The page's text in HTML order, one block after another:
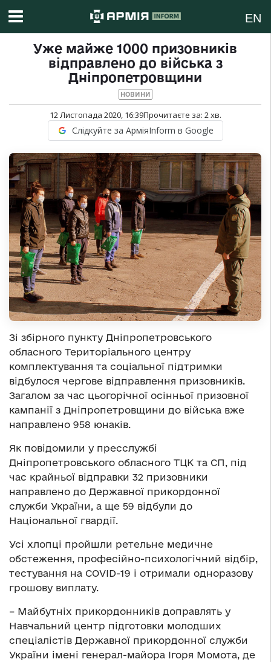
EN
Уже майже 1000 призовників
відправлено до війська з
Дніпропетровщини
НОВИНИ
12 Листопада 2020, 16:39Прочитаєте за: 2хв.
Слідкуйте за АрміяInform в Google
Зі збірного пункту Дніпропетровського
обласного Територіального центру
комплектування та соціальної підтримки
відбулося чергове відправлення призовників.
Загалом за час цьогорічної осінньої призовної
кампанії з Дніпропетровщини до війська вже
направлено 958 юнаків.
Як повідомили у пресслужбі
Дніпропетровського обласного ТЦК та СП, під
час крайньої відправки 32 призовники
направлено до Державної прикордонної
служби України, а ще 59 відбули до
Національної гвардії.
Усі хлопці пройшли ретельне медичне
обстеження, професійно-психологічний відбір,
тестування на COVID-19 і отримали одноразову
грошову виплату.
– Майбутніх прикордонників доправлять у
Навчальний центр підготовки молодших
спеціалістів Державної прикордонної служби
України імені генерал-майора Ігоря Момота, де